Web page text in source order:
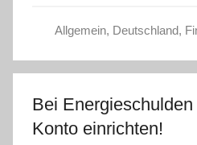
Allgemein, Deutschland,
Bei
Konto einrichten!